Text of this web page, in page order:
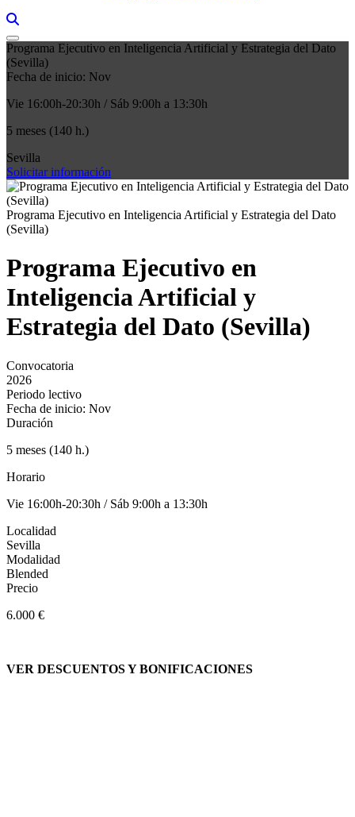
Programa Ejecutivo en Inteligencia Artificial y Estrategia del Dato
(Sevilla)
Fecha de inicio: Nov
Vie 16:00h-20:30h / Sáb 9:00h a 13:30h
5 meses (140 h.)
Sevilla
Solicitar información
Programa Ejecutivo en Inteligencia Artificial y Estrategia del Dato
(Sevilla)
Programa Ejecutivo en
Inteligencia Artificial y
Estrategia del Dato (Sevilla)
Convocatoria
2026
Periodo lectivo
Fecha de inicio: Nov
Duración
5 meses (140 h.)
Horario
Vie 16:00h-20:30h / Sáb 9:00h a 13:30h
Localidad
Sevilla
Modalidad
Blended
Precio
6.000 €
VER DESCUENTOS Y BONIFICACIONES